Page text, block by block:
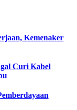
Kemenaker
Curi Kabel